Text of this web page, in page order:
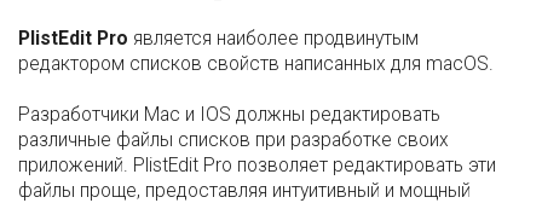
PlistEdit Pro является наиболее продвинутым
редактором списков свойств написанных для macOS.
Разработчики Mac и IOS должны редактировать
различные файлы списков при разработке своих
приложений. PlistEdit Pro позволяет редактировать эти
файлы проще, предоставляя интуитивный и мощный